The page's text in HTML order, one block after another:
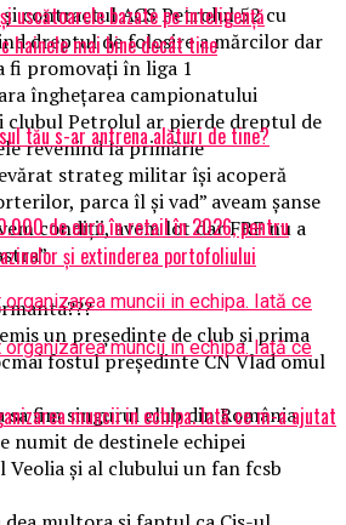
contractul ACS Petrolul 52 cu
dreptul de folosire a mărcilor dar
fi promovați în liga 1
înghețarea campionatului
Petrolul ar pierde dreptul de
revenind la primărie
strateg militar își acoperă
parca îl și vad” aveam șanse
condiții, avem lot dar FRF nu a
un președinte de club și prima
fostul președinte CN Vlad omul
fim singurul club din România
numit de destinele echipei
Veolia și al clubului un fan fcsb
uscătoarele bazate pe inteligență
hainele mai bine decât tine
tău s-ar antrena alături de tine?
de euro în retail în 2026, pentru
și extinderea portofoliului
muncii in echipa. Iată ce m-a ajutat